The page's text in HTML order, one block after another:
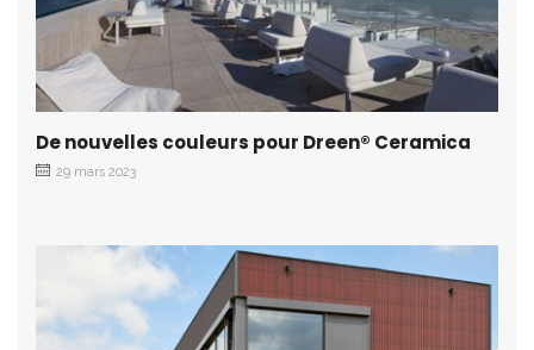
De nouvelles couleurs pour Dreen® Ceramica
29 mars 2023